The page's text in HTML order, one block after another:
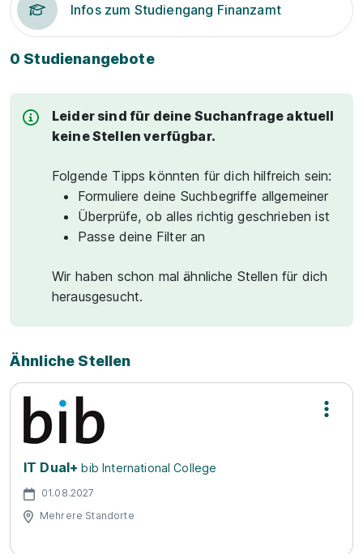
Infos zum Studiengang Finanzamt
0 Studienangebote
Leider sind für deine Suchanfrage aktuell
keine Stellen verfügbar.
Folgende Tipps könnten für dich hilfreich sein:
Formuliere deine Suchbegriffe allgemeiner
Überprüfe, ob alles richtig geschrieben ist
Passe deine Filter an
Wir haben schon mal ähnliche Stellen für dich
herausgesucht.
Ähnliche Stellen
IT Dual+ bib International College
01.08.2027
Mehrere Standorte